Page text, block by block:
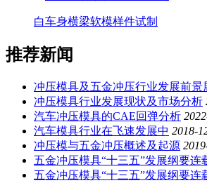
白车身横梁软模样件试制
推荐新闻
冲压模具及五金冲压行业发展前景
冲压模具行业发展现状及市场分析
汽车冲压模具的CAE回弹分析
汽车模具行业在飞速发展中 2018-
冲压模与五金冲压概述及起源
五金冲压模具“十三五”发展纲要连
五金冲压模具“十三五”发展纲要连